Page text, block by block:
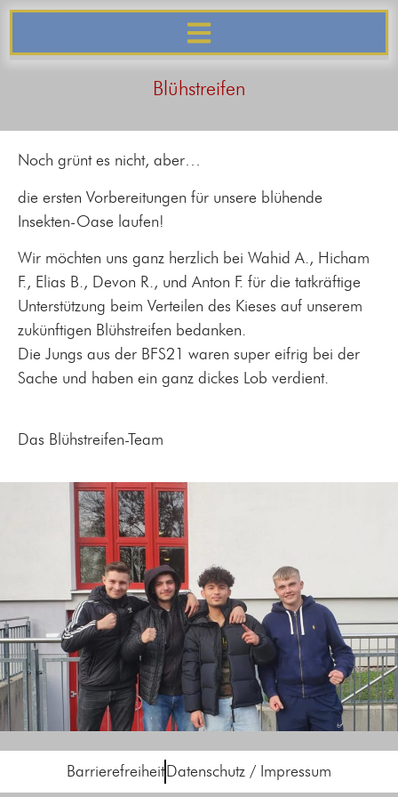
Blühstreifen
Noch grünt es nicht, aber…
die ersten Vorbereitungen für unsere blühende
Insekten-Oase laufen!
Wir möchten uns ganz herzlich bei Wahid A., Hicham
F., Elias B., Devon R., und Anton F. für die tatkräftige
Unterstützung beim Verteilen des Kieses auf unserem
zukünftigen Blühstreifen bedanken.
Die Jungs aus der BFS21 waren super eifrig bei der
Sache und haben ein ganz dickes Lob verdient.
Das Blühstreifen-Team
BarrierefreiheitDatenschutz / Impressum